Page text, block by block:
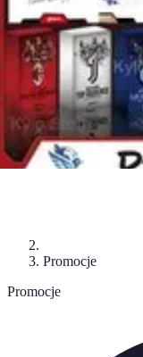
Promocje
Promocje